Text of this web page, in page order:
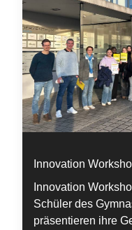
Innovation
Innovation
Schüler des
präsentieren ihre